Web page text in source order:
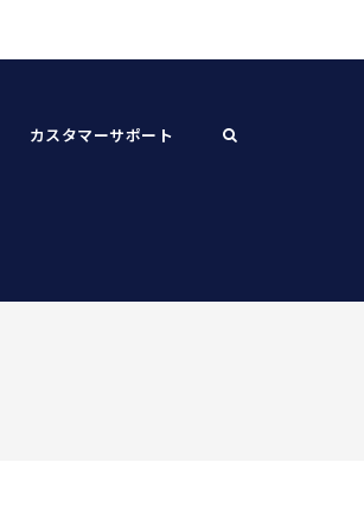
カスタマーサポート